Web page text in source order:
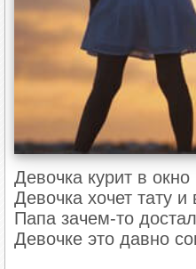
Девочка курит в окно
Девочка хочет тату
Папа зачем-то
Девочке это давно